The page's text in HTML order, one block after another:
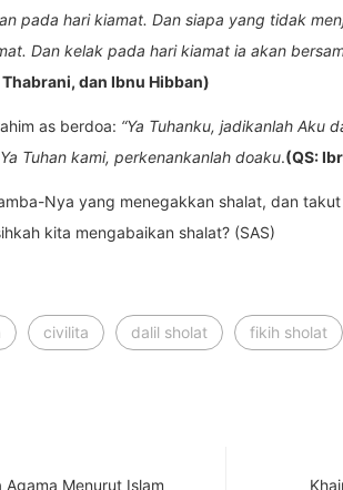
pada hari kiamat. Dan siapa yang tidak
Dan kelak pada hari kiamat ia akan
Thabrani, dan Ibnu Hibban)
as berdoa: “Ya Tuhanku, jadikanlah Aku
Tuhan kami, perkenankanlah doaku.(QS:
Nya yang menegakkan shalat, dan
kita mengabaikan shalat? (SAS)
civilita dalil sholat fikih sholat
Menurut Islam